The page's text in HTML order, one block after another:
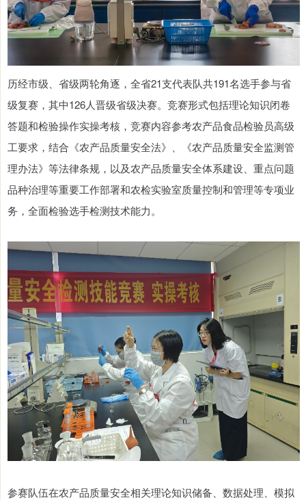
历经市级、省级两轮角逐，全省21支代表队共191名选手参与省
级复赛，其中126人晋级省级决赛。竞赛形式包括理论知识闭卷
答题和检验操作实操考核，竞赛内容参考农产品食品检验员高级
工要求，结合《农产品质量安全法》、《农产品质量安全监测管
理办法》等法律条规，以及农产品质量安全体系建设、重点问题
品种治理等重要工作部署和农检实验室质量控制和管理等专项业
务，全面检验选手检测技术能力。
参赛队伍在农产品质量安全相关理论知识储备、数据处理、模拟